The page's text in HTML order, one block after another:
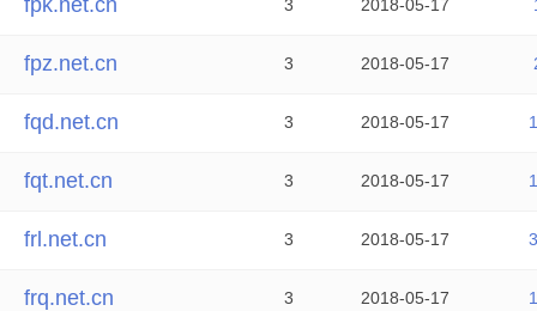
fpk.net.cn 3 2018-05-17
fpz.net.cn 3 2018-05-17
fqd.net.cn 3 2018-05-17
fqt.net.cn 3 2018-05-17
frl.net.cn 3 2018-05-17
frq.net.cn 3 2018-05-17